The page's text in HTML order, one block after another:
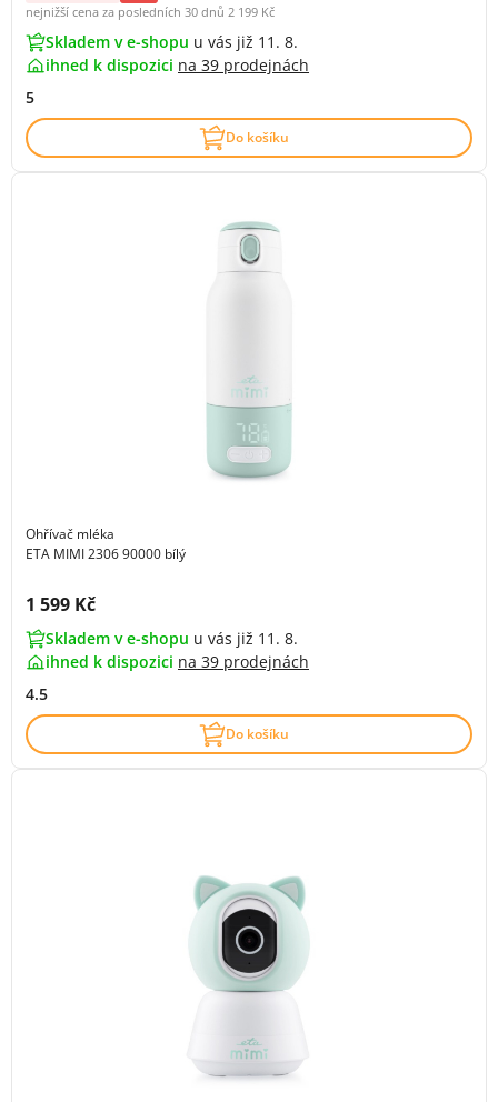
nejnižší cena za posledních 30 dnů 2 199 Kč
Skladem v e-shopu u vás již 11. 8.
ihned k dispozici na 39 prodejnách
5
Do košíku
Ohřívač mléka
ETA MIMI 2306 90000 bílý
Cena s DPH:
1 599 Kč
Skladem v e-shopu u vás již 11. 8.
ihned k dispozici na 39 prodejnách
4.5
Do košíku